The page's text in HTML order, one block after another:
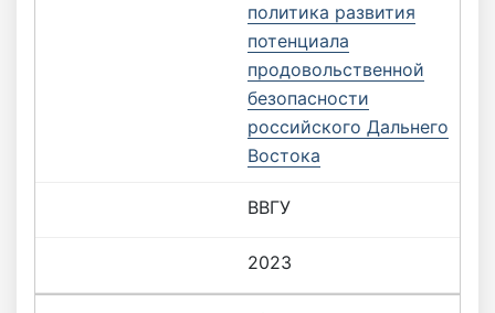
политика развития
потенциала
продовольственной
безопасности
российского Дальнего
Востока
ВВГУ
2023